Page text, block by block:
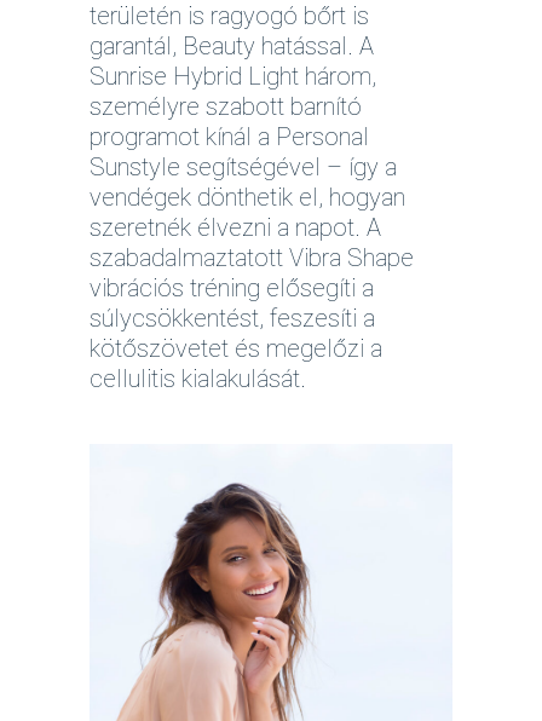
területén is ragyogó bőrt is
garantál, Beauty hatással. A
Sunrise Hybrid Light három,
személyre szabott barnító
programot kínál a Personal
Sunstyle segítségével – így a
vendégek dönthetik el, hogyan
szeretnék élvezni a napot. A
szabadalmaztatott Vibra Shape
vibrációs tréning elősegíti a
súlycsökkentést, feszesíti a
kötőszövetet és megelőzi a
cellulitis kialakulását.